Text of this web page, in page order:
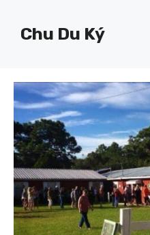
Chu Du Ký